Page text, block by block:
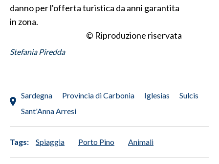
danno per l'offerta turistica da anni garantita
in zona.
© Riproduzione riservata
Stefania Piredda
Sardegna Provincia di Carbonia Iglesias
Sulcis
Sant'Anna Arresi
Tags: Spiaggia Porto Pino Animali